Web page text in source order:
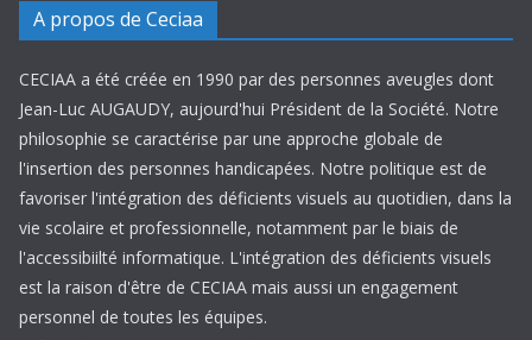
A propos de Ceciaa
CECIAA a été créée en 1990 par des personnes aveugles dont
Jean-Luc AUGAUDY, aujourd'hui Président de la Société. Notre
philosophie se caractérise par une approche globale de
l'insertion des personnes handicapées. Notre politique est de
favoriser l'intégration des déficients visuels au quotidien, dans la
vie scolaire et professionnelle, notamment par le biais de
l'accessibiilté informatique. L'intégration des déficients visuels
est la raison d'être de CECIAA mais aussi un engagement
personnel de toutes les équipes.